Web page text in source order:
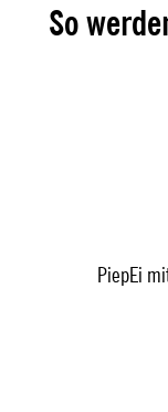
So
PiepEi